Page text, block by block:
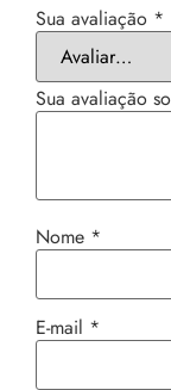
Sua avaliação *
Sua avaliação
Nome *
E-mail *